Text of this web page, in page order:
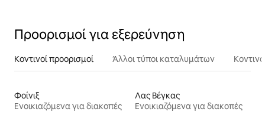
Προορισμοί για εξερεύνηση
Κοντινοί προορισμοί Άλλοι τύποι καταλυμάτων
Φοίνιξ
Ενοικιαζόμενα για διακοπές
Λας Βέγκας
Ενοικιαζόμενα για διακοπές